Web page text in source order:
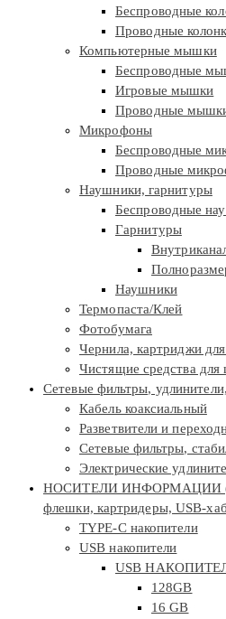
Беспроводные
Проводные
Компьютерные мышки
Беспроводные
Игровые мышки
Проводные
Микрофоны
Беспроводные
Проводные
Наушники, гарнитуры
Беспроводные
Гарнитуры
Наушники
Термопаста/Клей
Фотобумага
Чернила, картриджи
Чистящие средства
Сетевые фильтры,
Кабель коаксиальный
Разветвители и
Сетевые фильтры,
Электрические
НОСИТЕЛИ ИНФОРМАЦИИ
флешки, картридеры, USB-
TYPE-C накопители
USB накопители
USB
128GB
16 GB